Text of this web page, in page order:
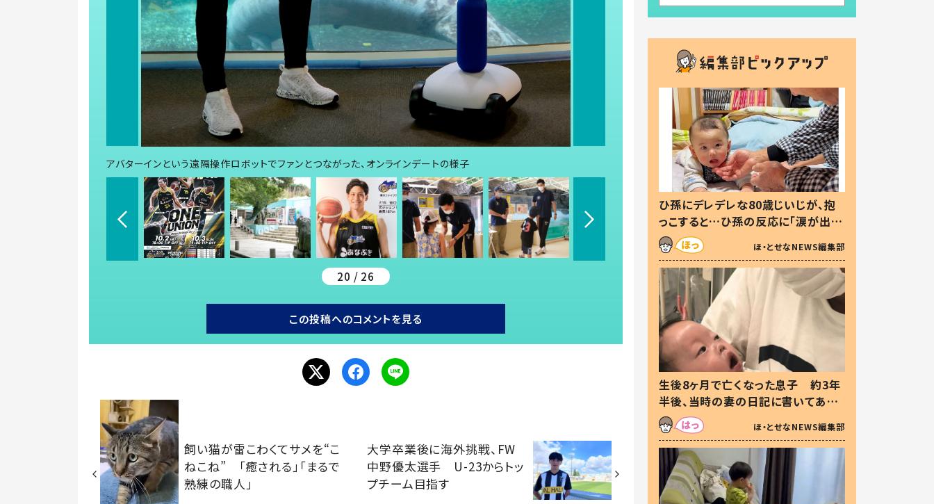
アバターインという遠隔操作ロボットでファンとつながった、オンラインデートの様子
20 / 26
この投稿へのコメントを見る
飼い猫が雷こわくてサメを“こ
ねこね” 「癒される」「まるで
熟練の職人」
大学卒業後に海外挑戦、FW
中野優太選手 U-23からトッ
プチーム目指す
ひ孫にデレデレな80歳じいじが、抱
っこすると…ひ孫の反応に「涙が出ま
した」「可愛くて仕方ない」
ほ・とせなNEWS編集部
生後8ヶ月で亡くなった息子 約3年
半後、当時の妻の日記に書いてあっ
た本音とは
ほ・とせなNEWS編集部